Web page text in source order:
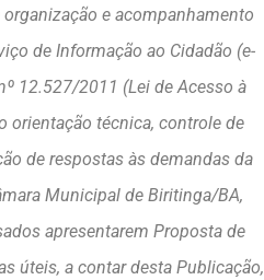
e acompanhamento
de Informação ao Cidadão (e-
12.527/2011 (Lei de Acesso à
orientação técnica, controle de
de respostas às demandas da
Municipal de Biritinga/BA,
apresentarem Proposta de
úteis, a contar desta Publicação,